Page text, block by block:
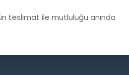
teslimat ile mutluluğu anında